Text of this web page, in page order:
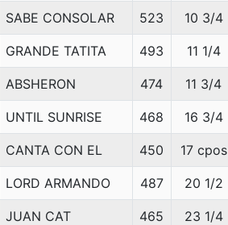
SABE CONSOLAR 523 10 3/4
GRANDE TATITA 493 11 1/4
ABSHERON 474 11 3/4
UNTIL SUNRISE 468 16 3/4
CANTA CON EL 450 17 cpos
LORD ARMANDO 487 20 1/2
JUAN CAT 465 23 1/4